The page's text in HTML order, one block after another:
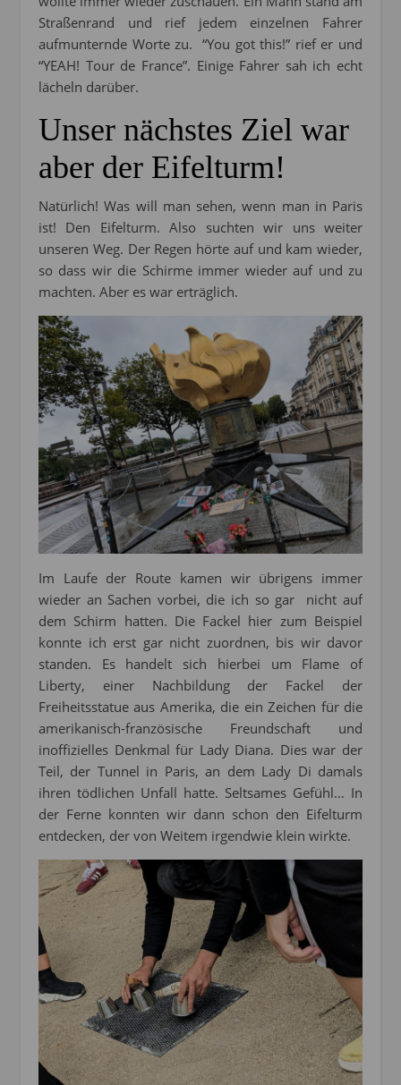
Straßenrand und rief jedem einzelnen Fahrer
aufmunternde Worte zu. “You got this!” rief er und
“YEAH! Tour de France”. Einige Fahrer sah ich echt
lächeln darüber.
Unser nächstes Ziel war
aber der Eifelturm!
Natürlich! Was will man sehen, wenn man in Paris
ist! Den Eifelturm. Also suchten wir uns weiter
unseren Weg. Der Regen hörte auf und kam wieder,
so dass wir die Schirme immer wieder auf und zu
machten. Aber es war erträglich.
Im Laufe der Route kamen wir übrigens immer
wieder an Sachen vorbei, die ich so gar nicht auf
dem Schirm hatten. Die Fackel hier zum Beispiel
konnte ich erst gar nicht zuordnen, bis wir davor
standen. Es handelt sich hierbei um Flame of
Liberty, einer Nachbildung der Fackel der
Freiheitsstatue aus Amerika, die ein Zeichen für die
amerikanisch-französische Freundschaft und
inoffizielles Denkmal für Lady Diana. Dies war der
Teil, der Tunnel in Paris, an dem Lady Di damals
ihren tödlichen Unfall hatte. Seltsames Gefühl… In
der Ferne konnten wir dann schon den Eifelturm
entdecken, der von Weitem irgendwie klein wirkte.